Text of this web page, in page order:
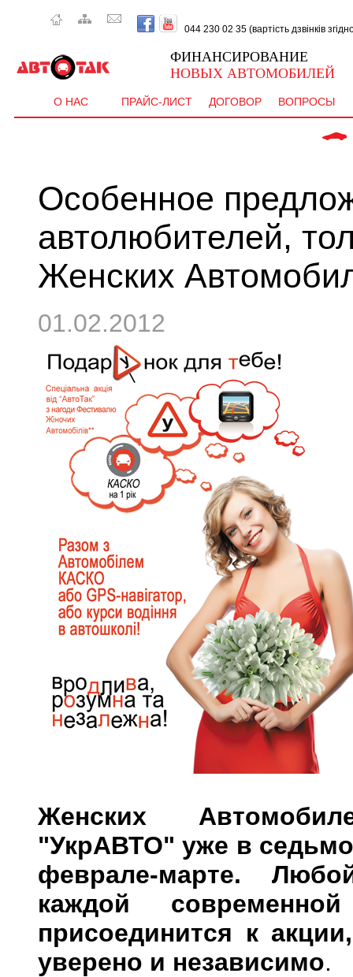
044 230 02 35 (вартість дзвінків
ФИНАНСИРОВАНИЕ
НОВЫХ АВТОМОБИЛЕЙ
О НАС ПРАЙС-ЛИСТ ДОГОВОР ВОПРОСЫ
CEE'D
Особенное
автолюбителей,
Женских
01.02.2012
Женских
"УкрАВТО" уже в
феврале-марте.
каждой
присоединится к
уверено и независимо.